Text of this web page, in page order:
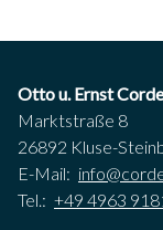
Otto u. Ernst
Marktstraße 8
26892 Kluse-
E-Mail:
Tel.: +49 4963